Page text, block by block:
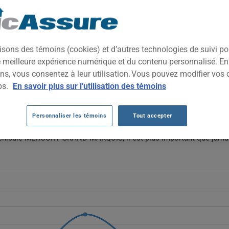
berline traditionnelle nord-américaine, reconnue pour son
les familles et les flottes, elle incarne une époque révolue de
GRAND MARQUIS AU FIL DES 5
Marquis fluctuent considérablement, passant de 717 $ en
un faible volume de données pour ce modèle plus ancien,
MERCURY GRAND MARQUIS, il est plus important que
des témoins (cookies) et d’autres technologies de suivi
expérience numérique et du contenu personnalisé.
vous consentez à leur utilisation. Vous pouvez modifier vos
En savoir plus sur l'utilisation des témoins
Personnaliser les témoins Tout accepter